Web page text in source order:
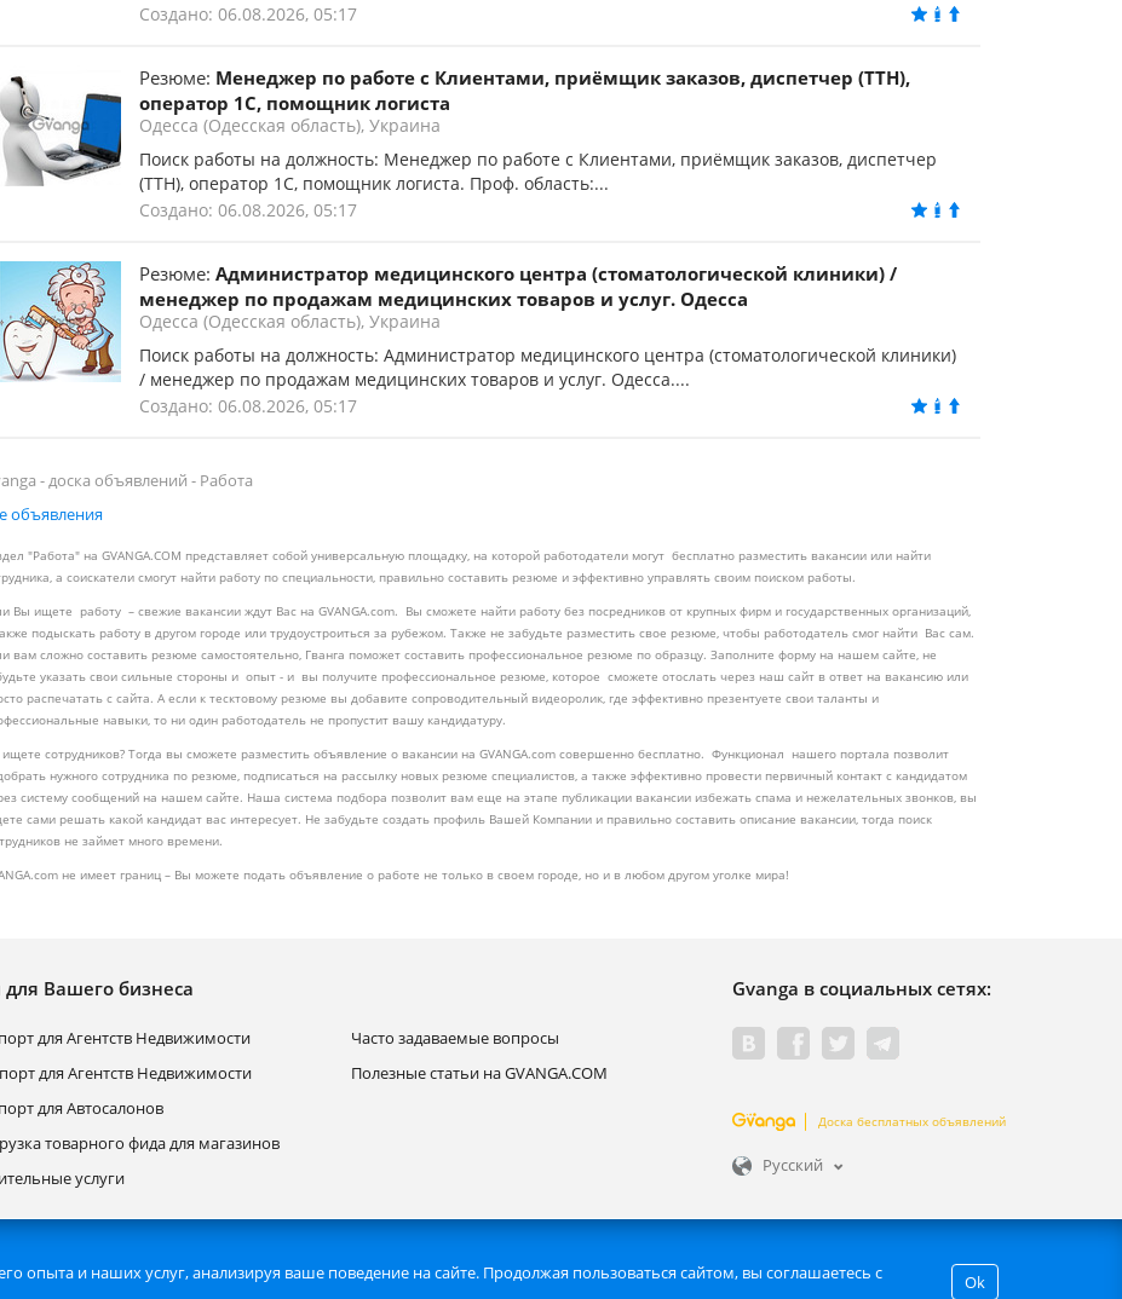
Создано: 06.08.2026, 05:17
Резюме: Менеджер по работе с Клиентами, приёмщик заказов, диспетчер (ТТН),
оператор 1С, помощник логиста
Одесса (Одесская область), Украина
Поиск работы на должность: Менеджер по работе с Клиентами, приёмщик заказов, диспетчер
(ТТН), оператор 1С, помощник логиста. Проф. область:...
Создано: 06.08.2026, 05:17
Резюме: Администратор медицинского центра (стоматологической клиники) /
менеджер по продажам медицинских товаров и услуг. Одесса
Одесса (Одесская область), Украина
Поиск работы на должность: Администратор медицинского центра (стоматологической клиники)
/ менеджер по продажам медицинских товаров и услуг. Одесса....
Создано: 06.08.2026, 05:17
- доска объявлений - Работа
объявления
"Работа" на GVANGA.COM представляет собой универсальную площадку, на которой работодатели могут бесплатно разместить вакансии или найти
а соискатели смогут найти работу по специальности, правильно составить резюме и эффективно управлять своим поиском работы.
Вы ищете работу – свежие вакансии ждут Вас на GVANGA.com. Вы сможете найти работу без посредников от крупных фирм и государственных организаций,
подыскать работу в другом городе или трудоустроиться за рубежом. Также не забудьте разместить свое резюме, чтобы работодатель смог найти Вас сам.
вам сложно составить резюме самостоятельно, Гванга поможет составить профессиональное резюме по образцу. Заполните форму на нашем сайте, не
указать свои сильные стороны и опыт - и вы получите профессиональное резюме, которое сможете отослать через наш сайт в ответ на вакансию или
распечатать с сайта. А если к тесктовому резюме вы добавите сопроводительный видеоролик, где эффективно презентуете свои таланты и
навыки, то ни один работодатель не пропустит вашу кандидатуру.
сотрудников? Тогда вы сможете разместить объявление о вакансии на GVANGA.com совершенно бесплатно. Функционал нашего портала позволит
нужного сотрудника по резюме, подписаться на рассылку новых резюме специалистов, а также эффективно провести первичный контакт с кандидатом
систему сообщений на нашем сайте. Наша система подбора позволит вам еще на этапе публикации вакансии избежать спама и нежелательных звонков, вы
сами решать какой кандидат вас интересует. Не забудьте создать профиль Вашей Компании и правильно составить описание вакансии, тогда поиск
не займет много времени.
не имеет границ – Вы можете подать объявление о работе не только в своем городе, но и в любом другом уголке мира!
Ok
опыта и наших услуг, анализируя ваше поведение на сайте. Продолжая пользоваться сайтом, вы соглашаетесь с
для Вашего бизнеса
для Агентств Недвижимости
для Агентств Недвижимости
для Автосалонов
товарного фида для магазинов
услуги
Часто задаваемые вопросы
Полезные статьи на GVANGA.COM
Gvanga в социальных сетях:
Доска бесплатных объявлений
Русский
Запрещается любое автоматизированное извлечение информации сайта. | GVANGA.COM 2015-2026 ©.